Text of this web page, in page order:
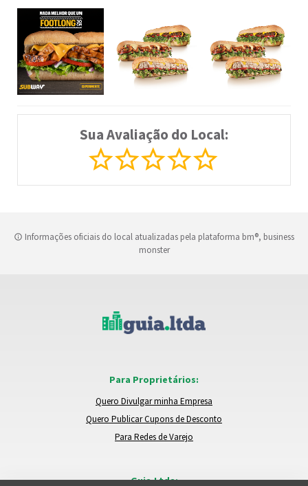
Sua Avaliação do Local:
Informações oficiais do local atualizadas pela plataforma bm®, business
monster
Para Proprietários:
Quero Divulgar minha Empresa
Quero Publicar Cupons de Desconto
Para Redes de Varejo
Guia.Ltda: